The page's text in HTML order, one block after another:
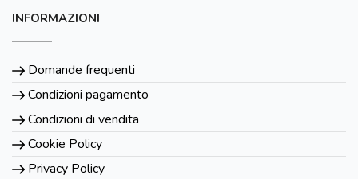
INFORMAZIONI
Domande frequenti
Condizioni pagamento
Condizioni di vendita
Cookie Policy
Privacy Policy